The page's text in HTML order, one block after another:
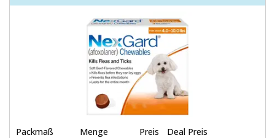
Packmaß Menge Preis Deal Preis